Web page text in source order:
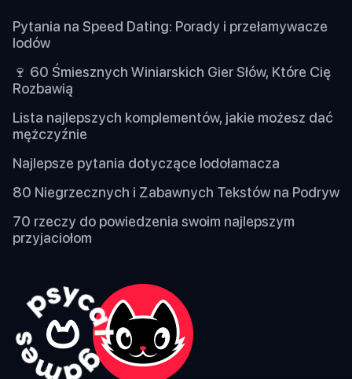
Pytania na Speed Dating: Porady i przełamywacze
lodów
🍷 60 Śmiesznych Winiarskich Gier Słów, Które Cię
Rozbawią
Lista najlepszych komplementów, jakie możesz dać
mężczyźnie
Najlepsze pytania dotyczące lodołamacza
80 Niegrzecznych i Zabawnych Tekstów na Podryw
70 rzeczy do powiedzenia swoim najlepszym
przyjaciołom